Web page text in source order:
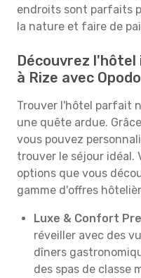
endroits sont parfaits
la nature et faire de
Découvrez l'hôtel
à Rize avec Opodo
Trouver l'hôtel parfait
une quête ardue.
vous pouvez
trouver le séjour idéal.
options que vous
gamme d'offres
Luxe & Confort
réveiller avec des
dîners
des spas de classe